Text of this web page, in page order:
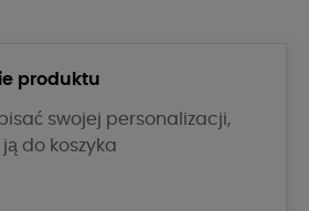
produktu
swojej personalizacji,
do koszyka